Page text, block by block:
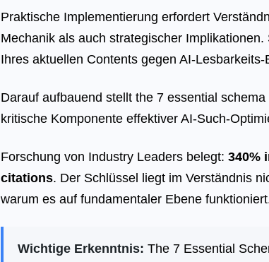
Praktische Implementierung erfordert
Mechanik als auch strategischer
Ihres aktuellen Contents gegen AI-Lesbarkeits-
Darauf aufbauend stellt the 7 essential
kritische Komponente effektiver AI-Such-
Forschung von Industry Leaders belegt: 340%
citations. Der Schlüssel liegt im Verständnis
warum es auf fundamentaler Ebene
Wichtige Erkenntnis: The 7 Essential